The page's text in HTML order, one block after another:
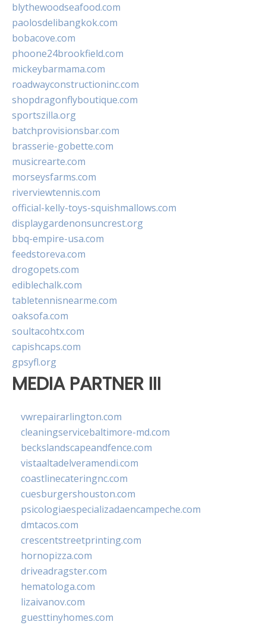
blythewoodseafood.com
paolosdelibangkok.com
bobacove.com
phoone24brookfield.com
mickeybarmama.com
roadwayconstructioninc.com
shopdragonflyboutique.com
sportszilla.org
batchprovisionsbar.com
brasserie-gobette.com
musicrearte.com
morseysfarms.com
riverviewtennis.com
official-kelly-toys-squishmallows.com
displaygardenonsuncrest.org
bbq-empire-usa.com
feedstoreva.com
drogopets.com
ediblechalk.com
tabletennisnearme.com
oaksofa.com
soultacohtx.com
capishcaps.com
gpsyfl.org
MEDIA PARTNER III
vwrepairarlington.com
cleaningservicebaltimore-md.com
beckslandscapeandfence.com
vistaaltadelveramendi.com
coastlinecateringnc.com
cuesburgershouston.com
psicologiaespecializadaencampeche.com
dmtacos.com
crescentstreetprinting.com
hornopizza.com
driveadragster.com
hematologa.com
lizaivanov.com
guesttinyhomes.com